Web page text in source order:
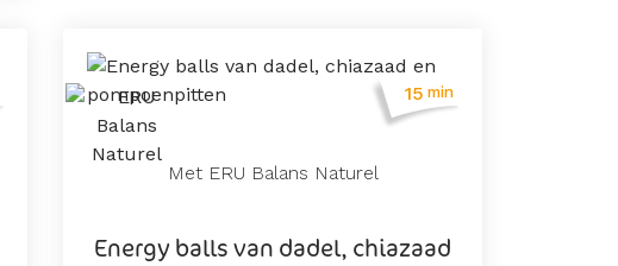
15 min
Met ERU Balans Naturel
Energy balls van dadel, chiazaad